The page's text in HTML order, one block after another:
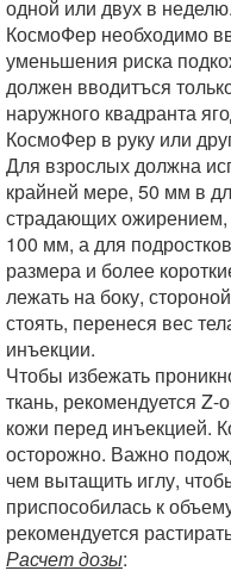
одной или двух в неделю.
КосмоФер необходимо
уменьшения риска
должен вводитъся
наружного квадранта
КосмоФер в руку или
Для взрослых должна
крайней мере, 50 мм в
страдающих
100 мм, а для
размера и более
лежать на боку,
стоять, перенеся вес
инъекции.
Чтобы избежать
ткань, рекомендуется
кожи перед инъекцией.
осторожно. Важно
чем вытащить иглу,
приспособилась к
рекомендуется
Расчет дозы: